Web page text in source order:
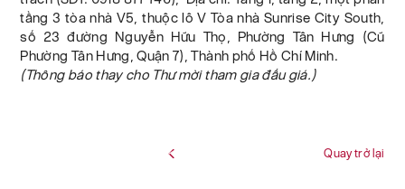
tầng 3 tòa nhà V5, thuộc lô V Tòa nhà Sunrise City South,
số 23 đường Nguyễn Hữu Thọ, Phường Tân Hưng (Cũ
Phường Tân Hưng, Quận 7), Thành phố Hồ Chí Minh.
(Thông báo thay cho Thư mời tham gia đấu giá.)
Quay trở lại